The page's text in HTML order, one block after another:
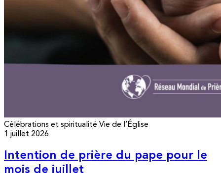
Célébrations et spiritualité Vie de l’Église
1 juillet 2026
Intention de prière du pape pour le
mois de juillet